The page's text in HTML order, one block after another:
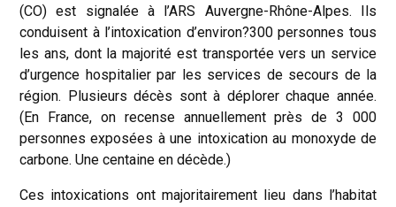
(CO) est signalée à l’ARS Auvergne-Rhône-Alpes. Ils
conduisent à l’intoxication d’environ?300 personnes tous
les ans, dont la majorité est transportée vers un service
d’urgence hospitalier par les services de secours de la
région. Plusieurs décès sont à déplorer chaque année.
(En France, on recense annuellement près de 3 000
personnes exposées à une intoxication au monoxyde de
carbone. Une centaine en décède.)
Ces intoxications ont majoritairement lieu dans l’habitat